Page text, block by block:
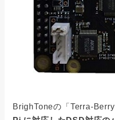
BrighToneの「Terra-Berry